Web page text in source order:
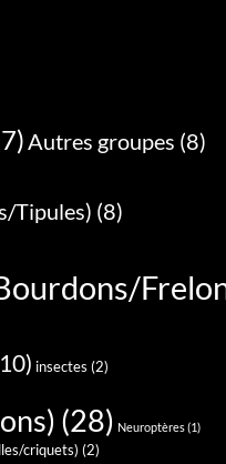
Autres groupes (8)
Tipules) (8)
insectes (2)
(28) Neuroptères(1)
criquets) (2)